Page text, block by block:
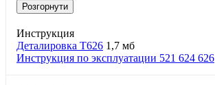
Розгорнути
Инструкция
Деталировка T626 1,7 мб
Инструкция по эксплуатации 521 624 626